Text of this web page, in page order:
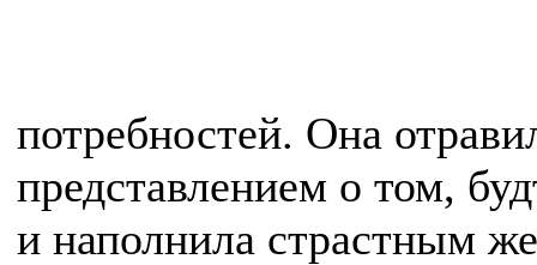
потребностей. Она
представлением о том,
и наполнила страстным